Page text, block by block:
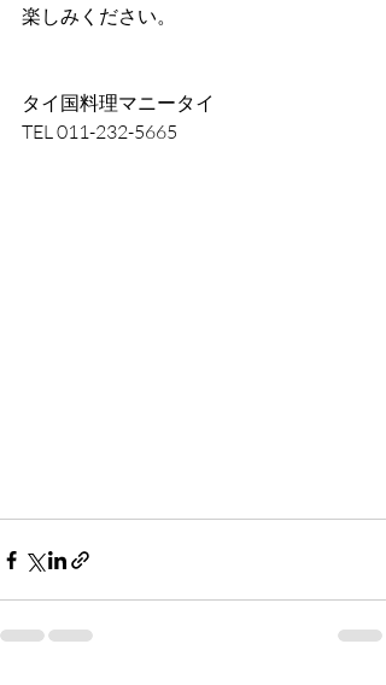
楽しみください。
タイ国料理マニータイ
TEL 011-232-5665